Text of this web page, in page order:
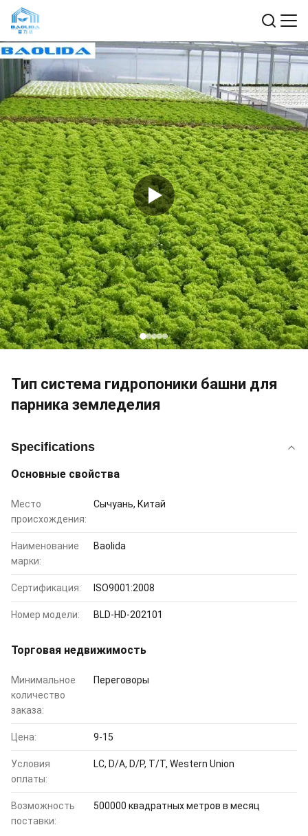
Тип система гидропоники башни для
парника земледелия
Specifications
Основные свойства
Место
происхождения:
Сычуань, Китай
Наименование
марки:
Baolida
Сертификация: ISO9001:2008
Номер модели: BLD-HD-202101
Торговая недвижимость
Минимальное
количество
заказа:
Переговоры
Цена: 9-15
Условия
оплаты:
LC, D/A, D/P, T/T, Western Union
Возможность
поставки:
500000 квадратных метров в месяц